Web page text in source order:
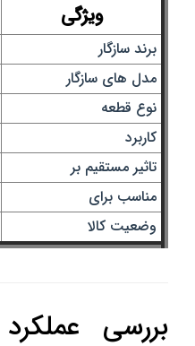
ویژگی
برند سازگار
مدل های سازگار
نوع قطعه
کاربرد
تاثیر مستقیم بر
مناسب برای
وضعیت کالا
بررسی